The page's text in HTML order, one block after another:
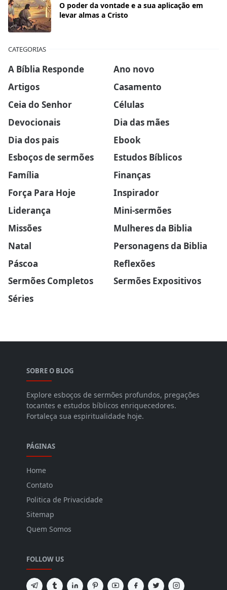
O poder da vontade e a sua aplicação em
levar almas a Cristo
CATEGORIAS
A Bíblia Responde
Ano novo
Artigos
Casamento
Ceia do Senhor
Células
Devocionais
Dia das mães
Dia dos pais
Ebook
Esboços de sermões
Estudos Bíblicos
Família
Finanças
Força Para Hoje
Inspirador
Liderança
Mini-sermões
Missões
Mulheres da Biblia
Natal
Personagens da Biblia
Páscoa
Reflexões
Sermões Completos
Sermões Expositivos
Séries
SOBRE O BLOG
Explore esboços de sermões profundos, pregações
tocantes e estudos bíblicos enriquecedores.
Fortaleça sua espiritualidade hoje.
PÁGINAS
Home
Contato
Politica de Privacidade
Sitemap
Quem Somos
FOLLOW US